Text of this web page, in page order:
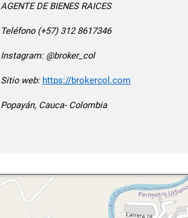
AGENTE DE BIENES RAICES
Teléfono (+57) 312 8617346
Instagram: @broker_col
Sitio web: https://brokercol.com
Popayán, Cauca- Colombia